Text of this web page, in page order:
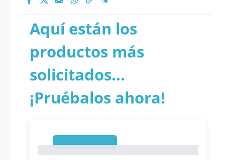
Aquí están los
productos más
solicitados...
¡Pruébalos ahora!